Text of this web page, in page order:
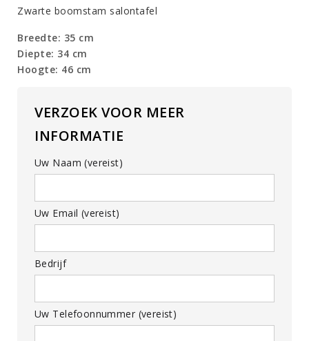
Zwarte boomstam salontafel
Breedte: 35 cm
Diepte: 34 cm
Hoogte: 46 cm
VERZOEK VOOR MEER
INFORMATIE
Uw Naam (vereist)
Uw Email (vereist)
Bedrijf
Uw Telefoonnummer (vereist)